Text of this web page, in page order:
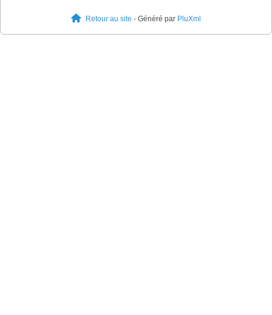
Retour au site - Généré par PluXml